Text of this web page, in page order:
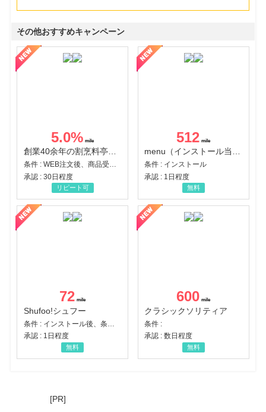
その他おすすめキャンペーン
5.0%
創業40余年の割烹料亭千賀監修【おせちの千賀屋】おもてなし参道本店
条件 : WEB注文後、商品受け取り+入金確認時点
承認 : 30日程度
リピート可
512
menu（インストール当日に指定のクーポンコード経由で1,500円（税込）以上の初回注文完了）（Android）
条件 : インストール
承認 : 1日程度
無料
72
Shufoo!シュフー
承認 : 1日程度
無料
600
クラシックソリティア
条件 :
承認 : 数日程度
無料
[PR]